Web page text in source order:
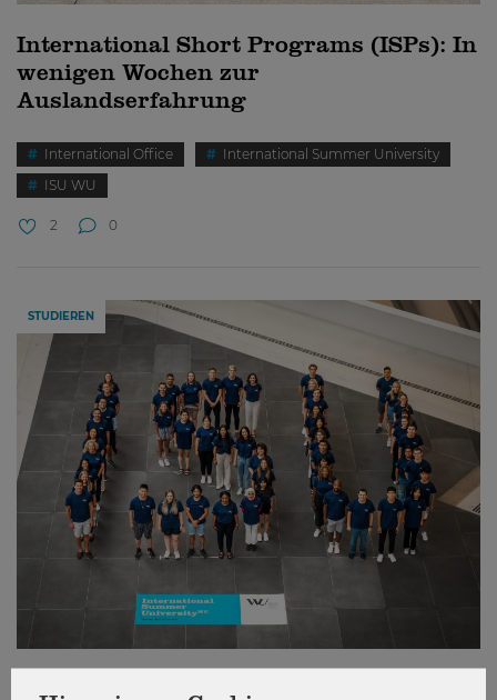
International Short Programs (ISPs): In
wenigen Wochen zur
Auslandserfahrung
International Office
International Summer University
ISU WU
2 0
STUDIEREN
ISU WU 2022: Ein Programm, bei dem